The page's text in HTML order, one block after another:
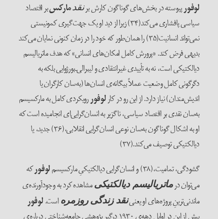
لوفورپیوسته در بخش‌‌های گوناگون کارش برنقدمارکسبر اقتصاد
سیاسی پافشاری می‌‌کند(۳۴) زیرا از دید او یک جهت‌‌گیری کمونیستی
نمی‌‌تواند انسانیت(۳۵) را همان‌طور که خود را در زمان کنونی نمایان می‌‌کند
بدیهی فرض کند. «پرورش کامل امکان‌‌های انسانی» که هدف ماتریالیسم
دیالکتیکی است، نه به تأییدی غیرانتقادی و لیبرالی‌‌ـ‌‌بورژوایی بلکه به
دگرگونی کامل وضعیت عملاً بیگانه‌‌ی انسان‌ها (به‌سان کارگران یا
اندیش‌‌مندان) نیاز دارد. از این رو در کارلوفوررویکردی کامل به مارکسیسم
به‌سان نقدی بر اقتصاد سیاسی، ناگزیر به انسان‌‌گرایی‌‌ای انجامیده است که
او به اشکال گوناگون به‌سان نوعی انسان‌‌گرایی انقلابی،(۳۶) جدید، یا
دیالکتیکی توصیف می‌‌کند.(۳۷)
گشودگی، تمامیت،(۳۸) و انسان‌‌گرایی دیالکتیکی‌ِ مارکسیسم
لوفورکه
می‌‌توان درماتریالیسم دیالکتیکیمشاهده کرد به وجودآورنده‌‌ی
ماندنی‌‌ترینِ پروژه‌‌های او یعنینقد زندگی روزمره است.لوفور